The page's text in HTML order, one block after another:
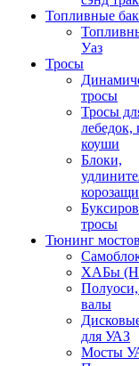
Топливные
Уаз
Тросы
тросы
Тросы
лебедок,
коуши
Блоки,
тросы
Тюнинг мостов
ХАБы
валы
для УАЗ
Мосты